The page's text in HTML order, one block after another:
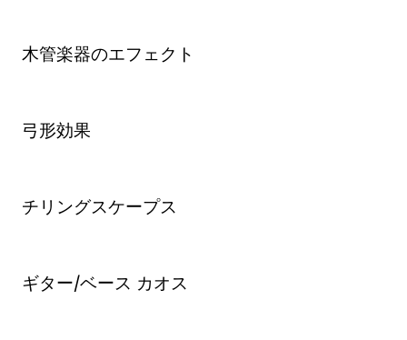
木管楽器のエフェクト
弓形効果
チリングスケープス
ギター/ベース カオス